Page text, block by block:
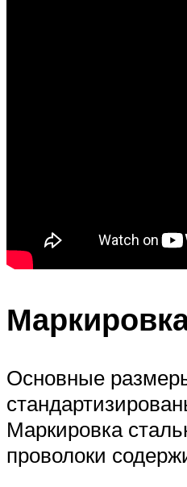
Основные
Маркировка
проволоки